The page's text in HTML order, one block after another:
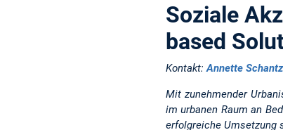
Soziale
based
Kontakt:Annette Schantz
Mit zunehmender
im urbanen Raum an
erfolgreiche Umsetzung